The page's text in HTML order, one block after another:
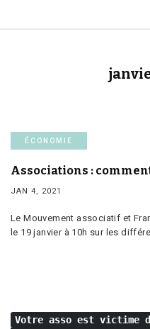
ÉCONOMIE
Associations :
JAN 4, 2021
Le Mouvement associatif et
le 19 janvier à 10h sur les
Votre asso est victime